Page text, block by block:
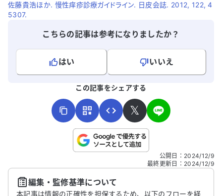
佐藤貴浩ほか. 慢性痒疹診療ガイドライン. 日皮会誌. 2012, 122, 4
5307.
こちらの記事は参考になりましたか？
はい
いいえ
こちらは送信専用のフォームです。氏名やご自身の病気の詳細な
送信する
この記事をシェアする
𝕏
公開日 ： 2024/12/9
最終更新日 ： 2024/12/9
編集・監修基準について
本記事は情報の正確性を担保するため、以下のフローを経